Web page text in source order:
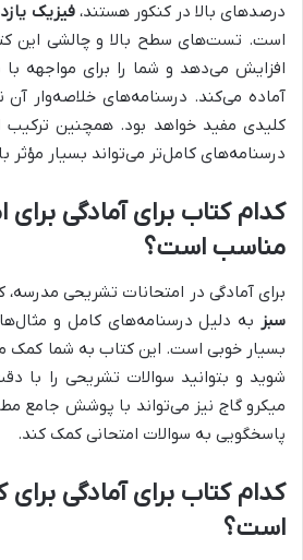
درصدهای بالا در کنکور هستند،فیزیک
است. تست‌های سطح بالا و چالشی این
افزایش می‌دهد و شما را برای مواجهه
آماده می‌کند. درسنامه‌های خلاصه‌وار آن
کلیدی مفید خواهد بود. همچنین ترکیب
درسنامه‌های کامل‌تر می‌تواند بسیار مؤثر
کدام کتاب برای آمادگی
مناسب است؟
برای آمادگی در امتحانات تشریحی مدرسه،
سبز به دلیل درسنامه‌های کامل و
بسیار خوبی است. این کتاب به شما کمک
شوید و بتوانید سوالات تشریحی را با
میکرو گاج نیز می‌تواند با پوشش جامع
پاسخگویی به سوالات امتحانی کمک کند.
کدام کتاب برای آمادگی
است؟